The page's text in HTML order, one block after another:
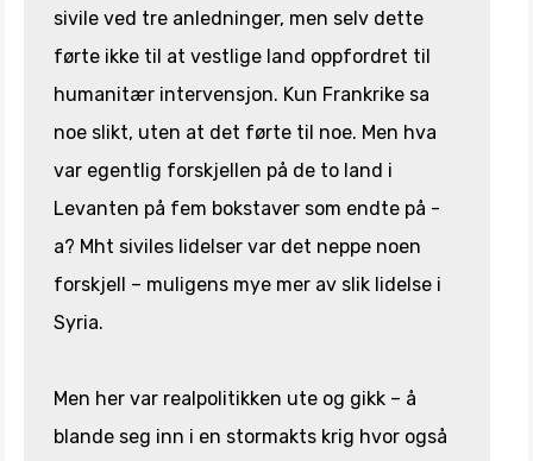
sivile ved tre anledninger, men selv dette
førte ikke til at vestlige land oppfordret til
humanitær intervensjon. Kun Frankrike sa
noe slikt, uten at det førte til noe. Men hva
var egentlig forskjellen på de to land i
Levanten på fem bokstaver som endte på -
a? Mht siviles lidelser var det neppe noen
forskjell – muligens mye mer av slik lidelse i
Syria.
Men her var realpolitikken ute og gikk – å
blande seg inn i en stormakts krig hvor også